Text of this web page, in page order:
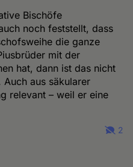
Bischöfe
noch feststellt, dass
die ganze
mit der
hat, dann ist das nicht
aus säkularer
relevant – weil er eine
2